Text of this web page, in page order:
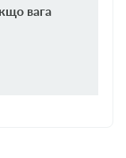
вага